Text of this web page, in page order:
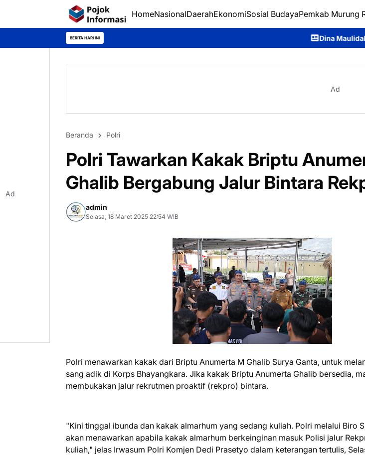
HomeNasionalDaerahEkonomiSosial BudayaPemkab Murung
BERITA HARI INI Dina Maulidah Terpilih Aklamasi
Ad
Beranda Polri
Polri Tawarkan Kakak Briptu
Ghalib Bergabung Jalur Bintara
admin
Selasa, 18 Maret 2025 22:54 WIB
Polri menawarkan kakak dari Briptu Anumerta M Ghalib Surya Ganta, untuk
sang adik di Korps Bhayangkara. Jika kakak Briptu Anumerta Ghalib bersedia,
membukakan jalur rekrutmen proaktif (rekpro) bintara.
"Kini tinggal ibunda dan kakak almarhum yang sedang kuliah. Polri melalui Biro
akan menawarkan apabila kakak almarhum berkeinginan masuk Polisi jalur
kuliah," jelas Irwasum Polri Komjen Dedi Prasetyo dalam keterangan tertulis,
Ad